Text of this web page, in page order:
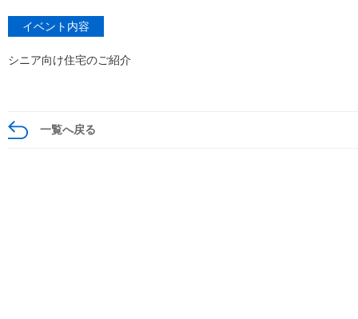
イベント内容
シニア向け住宅のご紹介
一覧へ戻る